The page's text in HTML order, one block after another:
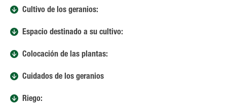
Cultivo de los geranios:
Espacio destinado a su cultivo:
Colocación de las plantas:
Cuidados de los geranios
Riego: